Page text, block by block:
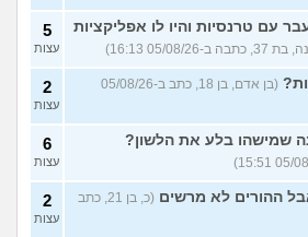
20
עצות
מה
6
עצות
(אלי, בן
9
עצות
ראשון 3
עצות
עם טרנסיות והיו לו אפליקציות
ב-05/08/26 16:13)
5
עצות
(בן אדם, בן 18, כתב ב-05/08/26
2
עצות
שמישהו בלע את הלשון? 6
עצות
ההורים לא מרשים
(כ, בן 21, כתב
2
עצות